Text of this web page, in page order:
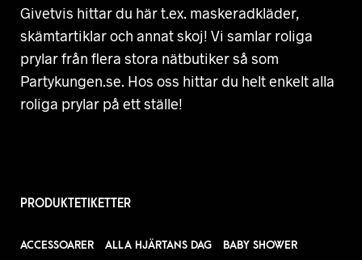
Givetvis hittar du här t.ex. maskeradkläder,
skämtartiklar och annat skoj! Vi samlar roliga
prylar från flera stora nätbutiker så som
Partykungen.se. Hos oss hittar du helt enkelt alla
roliga prylar på ett ställe!
PRODUKTETIKETTER
ACCESSOARER ALLA HJÄRTANS DAG
BABY SHOWER